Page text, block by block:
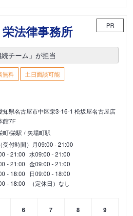
法律事務所 PR
チーム」が担当
無料
土日面談可能
知県名古屋市中区栄3-16-1 松坂屋名古屋店
館7F
町/栄駅
矢場町駅
（受付時間） 月09:00 - 21:00
- 21:00 水09:00 - 21:00
- 21:00 金09:00 - 21:00
- 18:00 日09:00 - 18:00
- 18:00 （定休日）なし
6
7
8
9